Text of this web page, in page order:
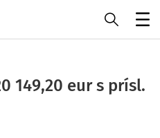
149,20 eur s prísl.